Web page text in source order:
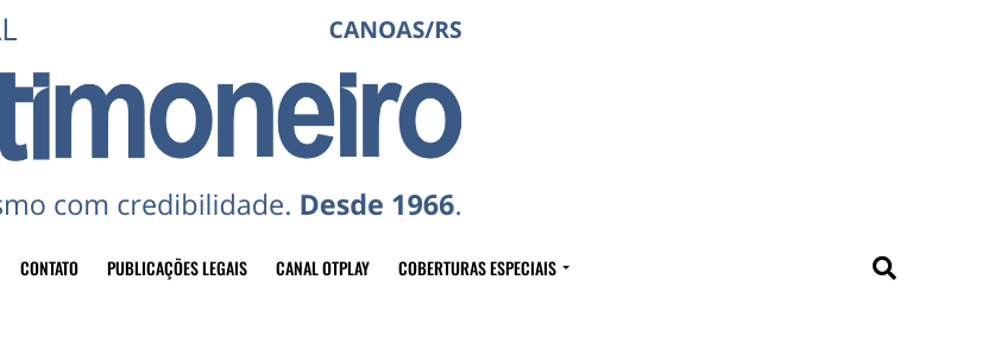
CONTATO PUBLICAÇÕES LEGAIS CANAL OTPLAY COBERTURAS ESPECIAIS